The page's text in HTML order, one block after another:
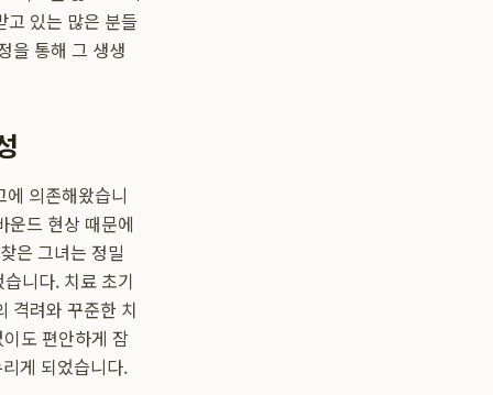
고 있는 많은 분들
을 통해 그 생생
의존해왔습니
운드 현상 때문에
은 그녀는 정밀
니다. 치료 초기
격려와 꾸준한 치
도 편안하게 잠
게 되었습니다.